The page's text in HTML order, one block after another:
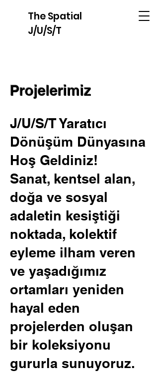
The Spatial
J/U/S/T
Projelerimiz
J/U/S/T Yaratıcı
Dönüşüm Dünyasına
Hoş Geldiniz!
Sanat, kentsel alan,
doğa ve sosyal
adaletin kesiştiği
noktada, kolektif
eyleme ilham veren
ve yaşadığımız
ortamları yeniden
hayal eden
projelerden oluşan
bir koleksiyonu
gururla sunuyoruz.